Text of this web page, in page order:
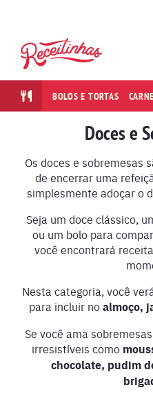
BOLOS E TORTAS
Doces e
Os doces e sobremesas
de encerrar uma
simplesmente adoçar o
Seja um doce clássico,
ou um bolo para
você encontrará
Nesta categoria, você
para incluir noalmoço,
Se você ama
irresistíveis como
chocolate, pudim